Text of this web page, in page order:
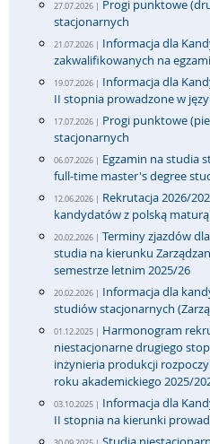
27.07.2026 | Progi punktowe
stacjonarnych
21.07.2026 | Informacja dla
zakwalifikowanych na
19.07.2026 | Informacja dla
II stopnia prowadzone w
17.07.2026 | Progi punktowe
stacjonarnych
06.07.2026 | Egzamin na studia
full-time master's degree
12.06.2026 | Rekrutacja 2026/
kandydatów z polską
20.02.2026 | Terminy zjazdów
studia na kierunku
semestrze letnim 2025/26
20.02.2026 | Informacja dla
studiów stacjonarnych
01.12.2025 | Harmonogram
niestacjonarne drugiego
inżynieria produkcji
roku akademickiego 2025/
03.10.2025 | Informacja dla
II stopnia na kierunki